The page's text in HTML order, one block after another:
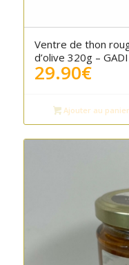
Ventre de thon
d’olive 320g –
29.90€
Ajouter au panier